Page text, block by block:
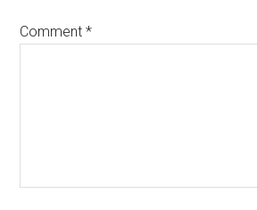
Comment*